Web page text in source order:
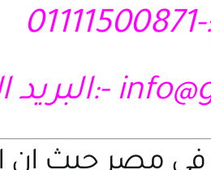
-:البريد